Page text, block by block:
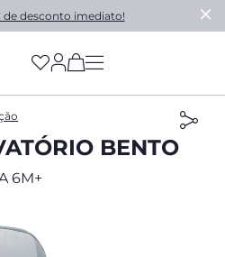
de desconto imediato!
(has more options
BENTO
6M+